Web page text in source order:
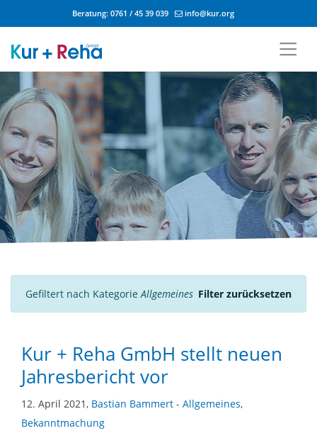
Beratung: 0761 / 45 39 039 info@kur.org
Gefiltert nach Kategorie Allgemeines Filter zurücksetzen
Kur + Reha GmbH stellt neuen
Jahresbericht vor
12. April 2021, Bastian Bammert - Allgemeines,
Bekanntmachung